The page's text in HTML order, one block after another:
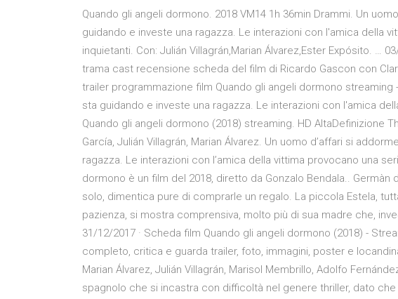
Quando gli angeli dormono. 2018 VM14 1h 36min Drammi. Un
guidando e investe una ragazza. Le interazioni con l'amica della
inquietanti. Con: Julián Villagrán,Marian Álvarez,Ester Expósito. … 03/
trama cast recensione scheda del film di Ricardo Gascon con
trailer programmazione film Quando gli angeli dormono
sta guidando e investe una ragazza. Le interazioni con l'amica
Quando gli angeli dormono (2018) streaming. HD AltaDefinizione
García, Julián Villagrán, Marian Álvarez. Un uomo d’affari si
ragazza. Le interazioni con l’amica della vittima provocano una
dormono è un film del 2018, diretto da Gonzalo Bendala..
solo, dimentica pure di comprarle un regalo. La piccola Estela,
pazienza, si mostra comprensiva, molto più di sua madre che,
31/12/2017 · Scheda film Quando gli angeli dormono (2018) -
completo, critica e guarda trailer, foto, immagini, poster e
Marian Álvarez, Julián Villagrán, Marisol Membrillo, Adolfo
spagnolo che si incastra con difficoltà nel genere thriller, dato